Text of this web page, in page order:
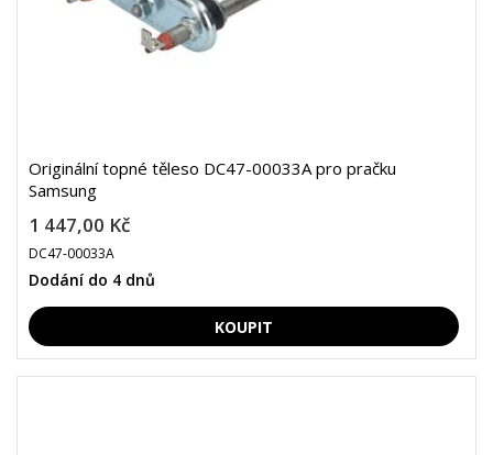
Originální topné těleso DC47-00033A pro pračku
Samsung
1 447,00 Kč
DC47-00033A
Dodání do 4 dnů